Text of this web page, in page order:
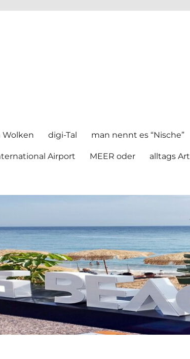
digi-Tal man nennt es “Nische”
Airport MEER oder alltags Art